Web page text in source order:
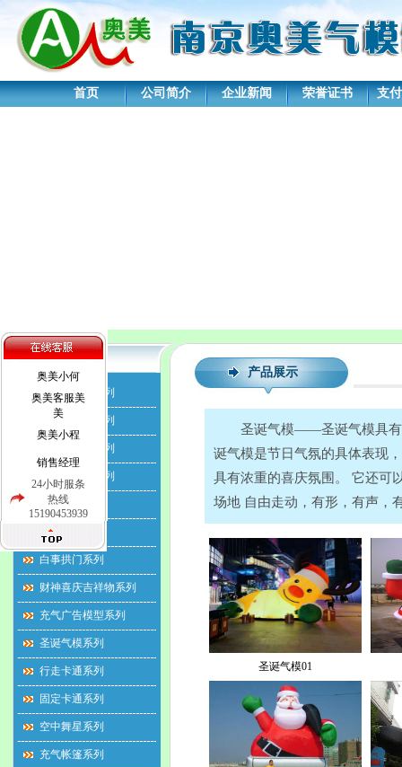
首页 公司简介 企业新闻 荣誉证书 支
奥美小何
奥美客服美
美
奥美小程
销售经理
24小时服条
热线
15190453939
产品展示
水上步行球系列
水上滚筒球系列
草地悠波球系列
充气游泳池系列
彩虹拱门系列
充气立柱系列
白事拱门系列
财神喜庆吉祥物系列
充气广告模型系列
圣诞气模系列
行走卡通系列
固定卡通系列
空中舞星系列
充气帐篷系列
产品展示
圣诞气模——圣诞气模具有造
诞气模是节日气氛的具体表现
具有浓重的喜庆氛围。 它还可
场地 自由走动，有形，有声，
圣诞气模01